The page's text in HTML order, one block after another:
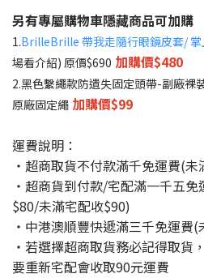
另有專屬購物車隱藏商品可加購
1.BrilleBrille 帶我走隨行眼鏡皮套/ 掌
場看介紹) 原價$690 加購價$480
2.黑色繫繩款防遺失固定頭帶-副廠裸
原廠固定繩 加購價$99
運費說明：
・超商取貨不付款滿千免運費(
・超商貨到付款/宅配滿一千五
$80/未滿宅配收$90)
・中港澳順豐快遞滿三千免運費
・若選擇超商取貨務必記得取貨
要重新宅配會收取90元運費